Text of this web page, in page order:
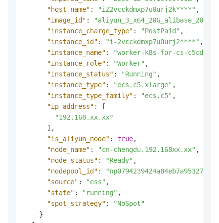
"host_name" : "iZ2vcckdmxp7u0urj2k****" ,
"image_id" :
"instance_charge_type" : "PostPaid" ,
"instance_id" : "i-2vcckdmxp7u0urj2****" ,
"instance_name" :
"worker-k8s-for-cs-
"instance_role" : "Worker" ,
"instance_status" : "Running" ,
"instance_type" : "ecs.c5.xlarge" ,
"instance_type_family" : "ecs.c5" ,
"ip_address" :
[
"192.168.xx.xx"
] ,
"is_aliyun_node" : true,
"node_name" : "cn-chengdu.192.168xx.xx" ,
"node_status" : "Ready" ,
"nodepool_id" :
"source" : "ess" ,
"state" : "running" ,
"spot_strategy" :
"NoSpot"
}